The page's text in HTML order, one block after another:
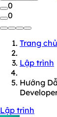
0
0
Trang chủ
Lập trình
Hướng
Lập trình